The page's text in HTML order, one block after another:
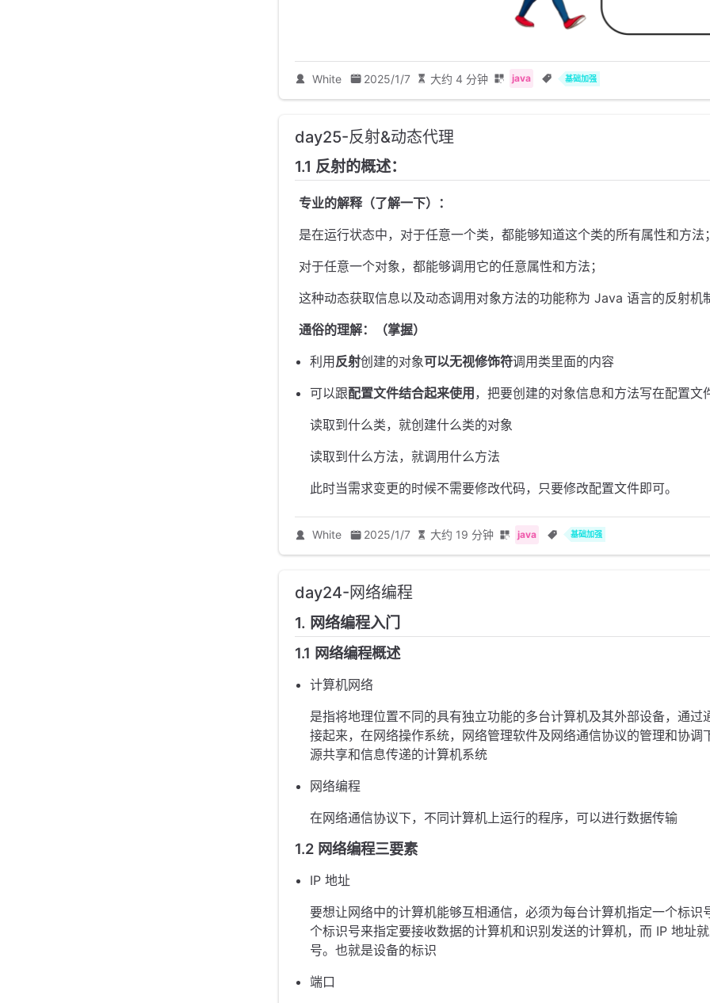
White 2025/1/7 大约 4 分钟 java 基础加强
day25-反射&动态代理
1.1 反射的概述：
专业的解释（了解一下）：
是在运行状态中，对于任意一个类，都能够知道这个类的所有属性和方法
​ 对于任意一个对象，都能够调用它的任意属性和方法；
这种动态获取信息以及动态调用对象方法的功能称为 Java 语言的反射机
通俗的理解：（掌握）
利用 反射创建的对象可以无视修饰符调用类里面的内容
可以跟配置文件结合起来使用 ，把要创建的对象信息和方法写在配置文
读取到什么类，就创建什么类的对象
读取到什么方法，就调用什么方法
此时当需求变更的时候不需要修改代码，只要修改配置文件即可。
White 2025/1/7 大约 19 分钟 java 基础加强
day24-网络编程
1. 网络编程入门
1.1 网络编程概述
计算机网络
是指将地理位置不同的具有独立功能的多台计算机及其外部设备，通过
接起来，在网络操作系统，网络管理软件及网络通信协议的管理和协调
源共享和信息传递的计算机系统
网络编程
在网络通信协议下，不同计算机上运行的程序，可以进行数据传输
1.2 网络编程三要素
IP 地址
要想让网络中的计算机能够互相通信，必须为每台计算机指定一个标识
个标识号来指定要接收数据的计算机和识别发送的计算机，而 IP 地址
号。也就是设备的标识
端口